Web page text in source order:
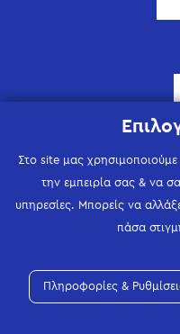
Στο site μας
την εμπειρία σας & να
υπηρεσίες. Μπορείς να
πάσα
Πληροφορίες &